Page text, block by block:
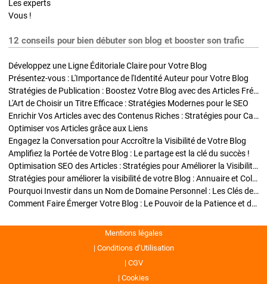
Les experts
Vous !
12 conseils pour bien débuter son blog et booster son trafic
Développez une Ligne Éditoriale Claire pour Votre Blog
Présentez-vous : L'Importance de l'Identité Auteur pour Votre Blog
Stratégies de Publication : Boostez Votre Blog avec des Articles Fréquents et Exclusifs
L'Art de Choisir un Titre Efficace : Stratégies Modernes pour le SEO
Enrichir Vos Articles avec des Contenus Riches : Stratégies pour Captiver et Optimiser
Optimiser vos Articles grâce aux Liens
Engagez la Conversation pour Accroître la Visibilité de Votre Blog
Amplifiez la Portée de Votre Blog : Le partage est la clé du succès !
Optimisation SEO des Articles : Stratégies pour Améliorer la Visibilité de Votre Blog
Stratégies pour améliorer la visibilité de votre Blog : Annuaire et Collaborations
Pourquoi Investir dans un Nom de Domaine Personnel : Les Clés de la Réussite de Votre Blog
Comment Faire Émerger Votre Blog : Le Pouvoir de la Patience et de la Persévérance
Mentions légales
Conditions d’Utilisation
CGV
Cookies